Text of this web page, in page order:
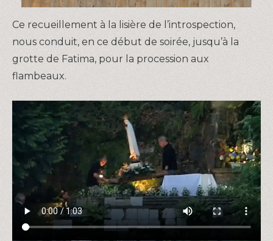
Ce recueillement à la lisière de l’introspection,
nous conduit, en ce début de soirée, jusqu’à la
grotte de Fatima, pour la procession aux
flambeaux.